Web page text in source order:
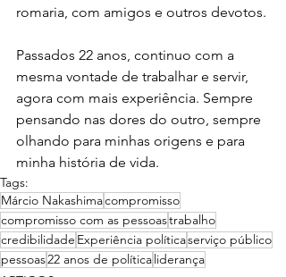
romaria, com amigos e outros devotos.
Passados 22 anos, continuo com a
mesma vontade de trabalhar e servir,
agora com mais experiência. Sempre
pensando nas dores do outro, sempre
olhando para minhas origens e para
minha história de vida.
Tags:
Márcio Nakashimacompromisso
compromisso com as pessoastrabalho
credibilidade Experiência políticaserviço público
pessoas22 anos de políticaliderança